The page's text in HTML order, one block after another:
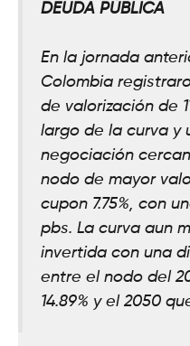
DEUDA PÚBLICA
En la jornada
Colombia
de valorización de
largo de la curva y
negociación
nodo de mayor
cupon 7.75%, con
pbs. La curva aun
invertida con una
entre el nodo del
14.89% y el 2050